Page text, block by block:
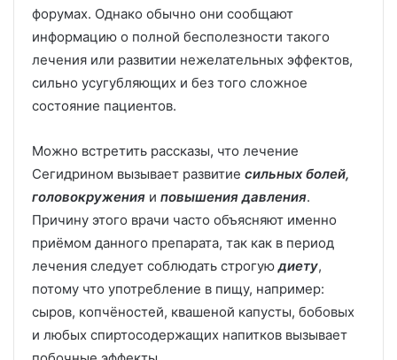
форумах. Однако обычно они сообщают
информацию о полной бесполезности такого
лечения или развитии нежелательных эффектов,
сильно усугубляющих и без того сложное
состояние пациентов.
Можно встретить рассказы, что лечение
Сегидрином вызывает развитие сильных болей,
головокружения и повышения давления.
Причину этого врачи часто объясняют именно
приёмом данного препарата, так как в период
лечения следует соблюдать строгуюдиету,
потому что употребление в пищу, например:
сыров, копчёностей, квашеной капусты, бобовых
и любых спиртосодержащих напитков вызывает